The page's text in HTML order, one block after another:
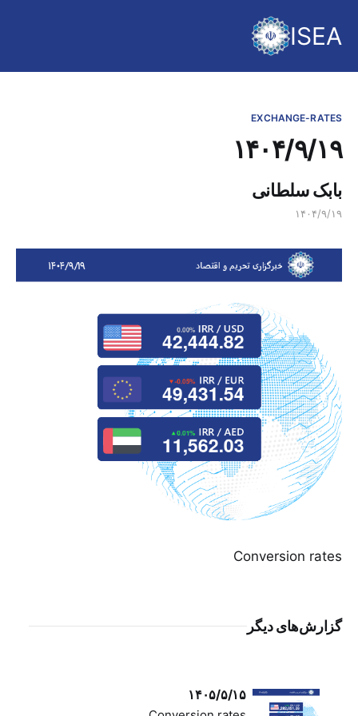
ISEA
EXCHANGE-RATES
۱۴۰۴/۹/۱۹
بابک سلطانی
۱۴۰۴/۹/۱۹
Conversion rates
گزارش‌های دیگر
۱۴۰۵/۵/۱۵